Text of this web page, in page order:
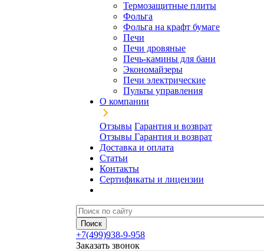
Термозащитные плиты
Фольга
Фольга на крафт бумаге
Печи
Печи дровяные
Печь-камины для бани
Экономайзеры
Печи электрические
Пульты управления
О компании
Отзывы Гарантия и возврат
Отзывы Гарантия и возврат
Доставка и оплата
Статьи
Контакты
Сертификаты и лицензии
+7(499)938-9-958
Заказать звонок